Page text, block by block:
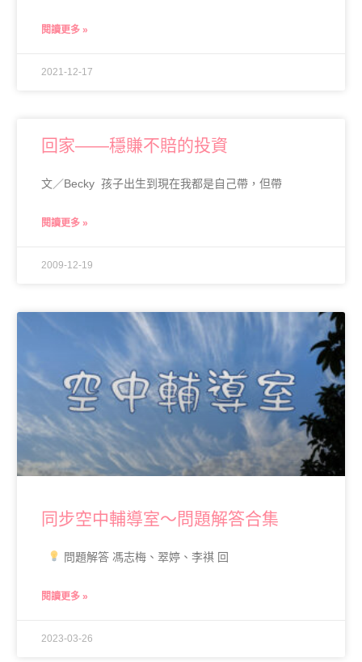
閱讀更多 »
2021-12-17
回家——穩賺不賠的投資
文／Becky 孩子出生到現在我都是自己帶，但帶
閱讀更多 »
2009-12-19
同步空中輔導室～問題解答合集
問題解答 馮志梅、翠婷、李祺 回
閱讀更多 »
2023-03-26